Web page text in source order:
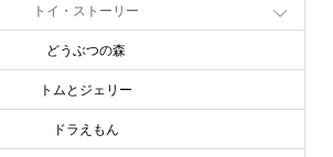
トイ・ストーリー
どうぶつの森
トムとジェリー
ドラえもん